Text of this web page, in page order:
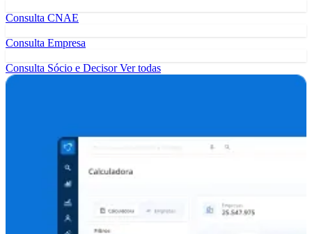
Consulta CNAE
Consulta Empresa
Consulta Sócio e DecisorVer todas